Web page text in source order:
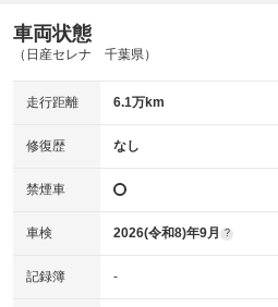
車両状態
（日産セレナ 千葉県）
走行距離 6.1万km
修復歴 なし
禁煙車
車検 2026(令和8)年9月 ?
記録簿 -